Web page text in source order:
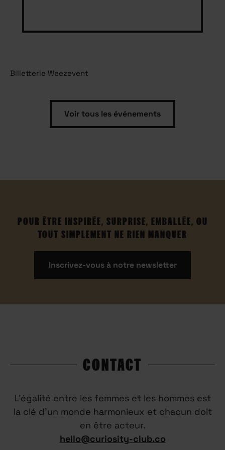
Billetterie Weezevent
Voir tous les événements
POUR ÊTRE INSPIRÉE, SURPRISE, EMBALLÉE, OU
TOUT SIMPLEMENT NE RIEN MANQUER
Inscrivez-vous à notre newsletter
CONTACT
L’égalité entre les femmes et les hommes est
la clé d’un monde harmonieux et chacun doit
en être acteur.
hello@curiosity-club.co